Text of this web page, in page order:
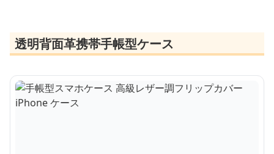
透明背面革携帯手帳型ケース